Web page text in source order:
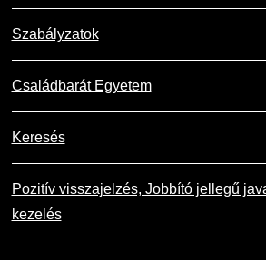
Szabályzatok
Családbarát Egyetem
Keresés
Pozitív visszajelzés, Jobbító jellegű
kezelés